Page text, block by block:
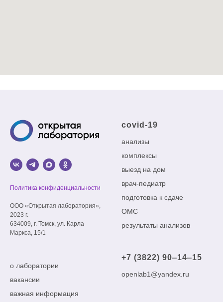
Политика конфиденциальности
ООО «Открытая лаборатория»,
2023 г.
634009, г. Томск, ул. Карла
Маркса, 15/1
covid-19
анализы
комплексы
выезд на дом
врач-педиатр
подготовка к сдаче
ОМС
результаты анализов
о лаборатории
вакансии
важная информация
+7 (3822) 90‒14‒15
openlab1@yandex.ru